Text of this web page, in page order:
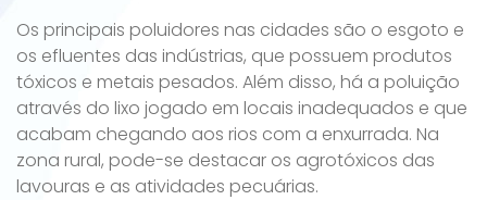
Os principais poluidores nas cidades são o esgoto e
os efluentes das indústrias, que possuem produtos
tóxicos e metais pesados. Além disso, há a poluição
através do lixo jogado em locais inadequados e que
acabam chegando aos rios com a enxurrada. Na
zona rural, pode-se destacar os agrotóxicos das
lavouras e as atividades pecuárias.